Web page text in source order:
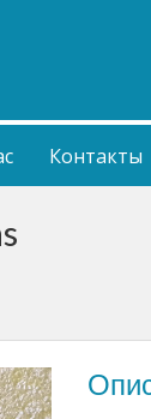
Контакты